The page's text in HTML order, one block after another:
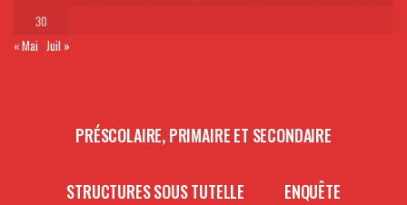
30
« Mai Juil »
PRÉSCOLAIRE, PRIMAIRE ET SECONDAIRE
STRUCTURES SOUS TUTELLE ENQUÊTE